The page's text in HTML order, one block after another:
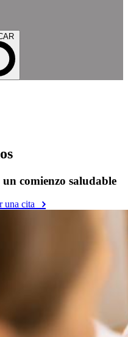
comienzo saludable
una cita